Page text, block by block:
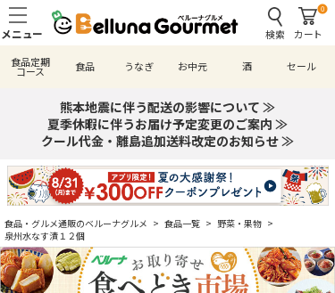
検索
0
カート
食品定期
コース 食品 うなぎ お中元 酒 セール
熊本地震に伴う配送の影響について ≫
夏季休暇に伴うお届け予定変更のご案内 ≫
クール代金・離島追加送料改定のお知らせ ≫
食品・グルメ通販のベルーナグルメ > 食品一覧 > 野菜・果物 >
泉州水なす漬１２個